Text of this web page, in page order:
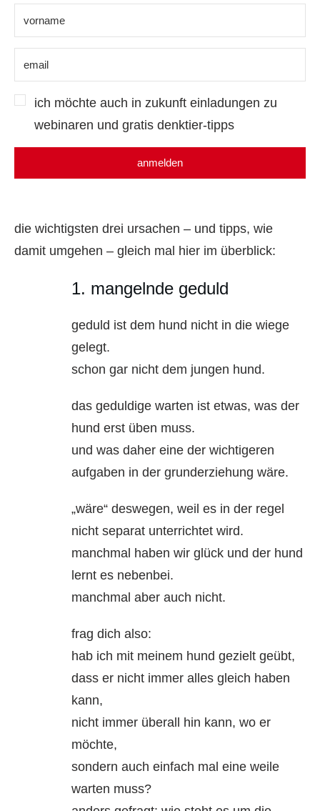
ich möchte auch in zukunft einladungen zu
webinaren und gratis denktier-tipps
anmelden
die wichtigsten drei ursachen – und tipps, wie
damit umgehen – gleich mal hier im überblick:
1. mangelnde geduld
geduld ist dem hund nicht in die wiege
gelegt.
schon gar nicht dem jungen hund.
das geduldige warten ist etwas, was der
hund erst üben muss.
und was daher eine der wichtigeren
aufgaben in der grunderziehung wäre.
„wäre“ deswegen, weil es in der regel
nicht separat unterrichtet wird.
manchmal haben wir glück und der hund
lernt es nebenbei.
manchmal aber auch nicht.
frag dich also:
hab ich mit meinem hund gezielt geübt,
dass er nicht immer alles gleich haben
kann,
nicht immer überall hin kann, wo er
möchte,
sondern auch einfach mal eine weile
warten muss?